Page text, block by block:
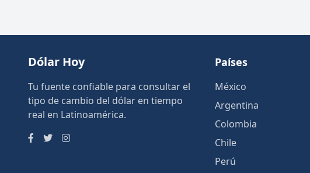
Dólar Hoy
Tu fuente confiable para consultar el
tipo de cambio del dólar en tiempo
real en Latinoamérica.
Países
México
Argentina
Colombia
Chile
Perú